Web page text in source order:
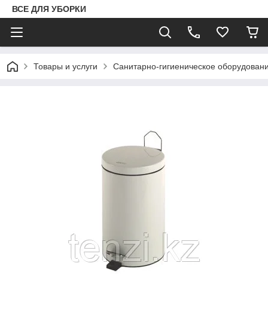
ВСЕ ДЛЯ УБОРКИ
Товары и услуги Санитарно-гигиеническое